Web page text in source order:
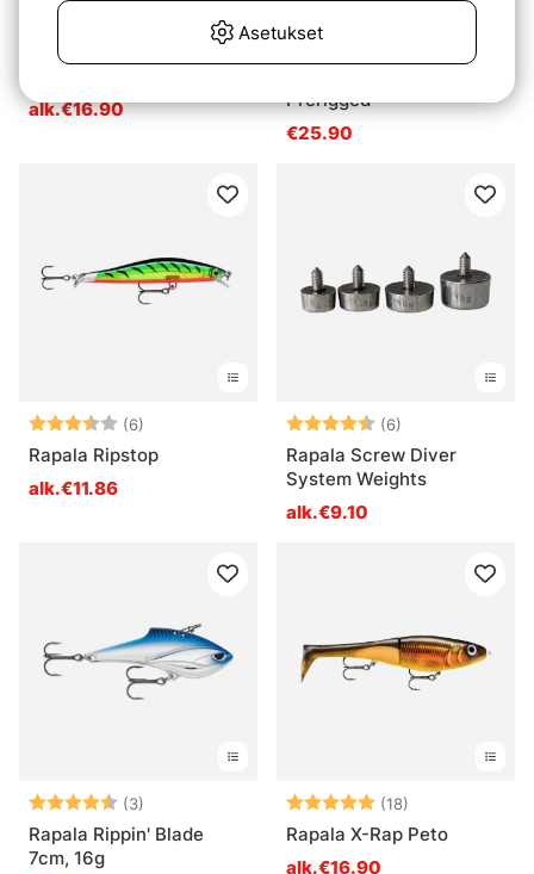
4.8 5:sta tähdestä
alk.€16.90
Arvio:
Prerigged
€25.90
Arvio: (6)
3.8 5:sta tähdestä
Rapala Ripstop
alk.€11.86
Arvio: (6)
Rapala Screw Diver
System Weights
alk.€9.10
Arvio: (3)
4.3 5:sta tähdestä
Rapala Rippin' Blade
7cm, 16g
Arvio: (18)
Rapala X-Rap Peto
alk.€16.90
Asetukset